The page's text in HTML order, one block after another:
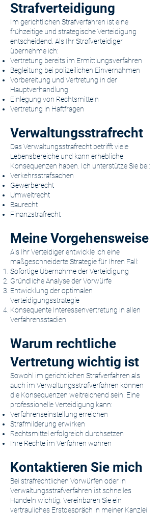
Strafverteidigung
Im gerichtlichen Strafverfahren ist eine
frühzeitige und strategische Verteidigung
entscheidend. Als Ihr Strafverteidiger
übernehme ich:
Vertretung bereits im Ermittlungsverfahren
Begleitung bei polizeilichen Einvernahmen
Vorbereitung und Vertretung in der
Hauptverhandlung
Einlegung von Rechtsmitteln
Vertretung in Haftfragen
Verwaltungsstrafrecht
Das Verwaltungsstrafrecht betrifft viele
Lebensbereiche und kann erhebliche
Konsequenzen haben. Ich unterstütze Sie bei:
Verkehrsstrafsachen
Gewerberecht
Umweltrecht
Baurecht
Finanzstrafrecht
Meine Vorgehensweise
Als Ihr Verteidiger entwickle ich eine
maßgeschneiderte Strategie für Ihren Fall:
Sofortige Übernahme der Verteidigung
Gründliche Analyse der Vorwürfe
Entwicklung der optimalen
Verteidigungsstrategie
Konsequente Interessenvertretung in allen
Verfahrensstadien
Warum rechtliche
Vertretung wichtig ist
Sowohl im gerichtlichen Strafverfahren als
auch im Verwaltungsstrafverfahren können
die Konsequenzen weitreichend sein. Eine
professionelle Verteidigung kann:
Verfahrenseinstellung erreichen
Strafmilderung erwirken
Rechtsmittel erfolgreich durchsetzen
Ihre Rechte im Verfahren wahren
Kontaktieren Sie mich
Bei strafrechtlichen Vorwürfen oder in
Verwaltungsstrafverfahren ist schnelles
Handeln wichtig. Vereinbaren Sie ein
vertrauliches Erstgespräch in meiner Kanzlei